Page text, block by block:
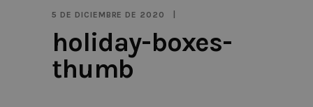
5 DE DICIEMBRE DE 2020
holiday-boxes-
thumb